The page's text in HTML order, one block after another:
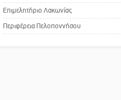
Το δικό σας σχόλιο:
Παράδειγμα
Επιμελητήριο Λακωνίας
Περιφέρεια Πελοποννήσου